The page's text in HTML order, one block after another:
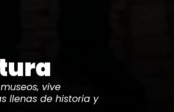
vive
llenas de historia y